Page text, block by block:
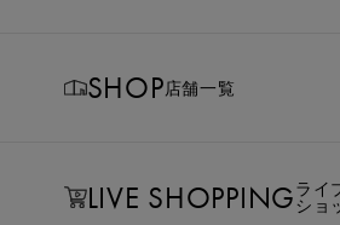
SHOP店舗一覧
LIVE SHOPPINGライ
ショ